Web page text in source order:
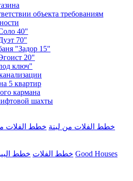
объекта требованиям
40"
70"
"Задор 15"
20"
ключ"
5 квартир
кармана
шахты
خطط الفلات من لبنة خطط الفلات
خطط الفلات خطط Good Houses